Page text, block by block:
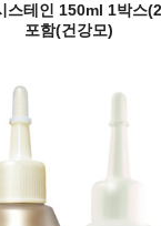
스테인 150ml 1박스
포함(건강모)